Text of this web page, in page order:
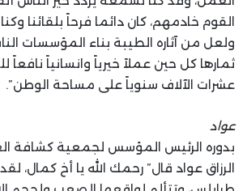
القوم خادمهم، كان دائما فرحاً بلقائنا
ولعل من آثاره الطيبة بناء المؤسسات
ثمارها كل حين عملاً خيرياً وانسانياً
عشرات الآلاف سنوياً على مساحة الوطن”.
عواد
بدوره الرئيس المؤسس لجمعية كشافة
الرزاق عواد قال” رحمك الله يا أخ كمال،